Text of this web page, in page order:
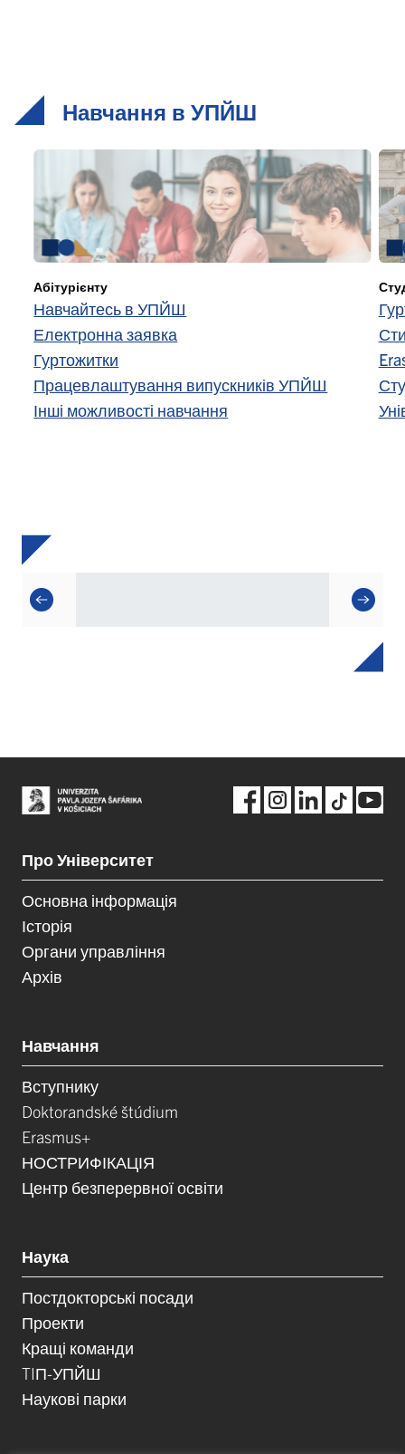
Навчання в УПЙШ
Абітурієнту
Навчайтесь в УПЙШ
Електронна заявка
Гуртожитки
Працевлаштування випускників УПЙШ
Інші можливості навчання
Про Університет
Основна інформація
Історія
Органи управління
Архів
Навчання
Вступнику
Doktorandské štúdium
Erasmus+
НОСТРИФІКАЦІЯ
Центр безперервної освіти
Наука
Постдокторські посади
Проекти
Кращі команди
TIП-УПЙШ
Наукові парки